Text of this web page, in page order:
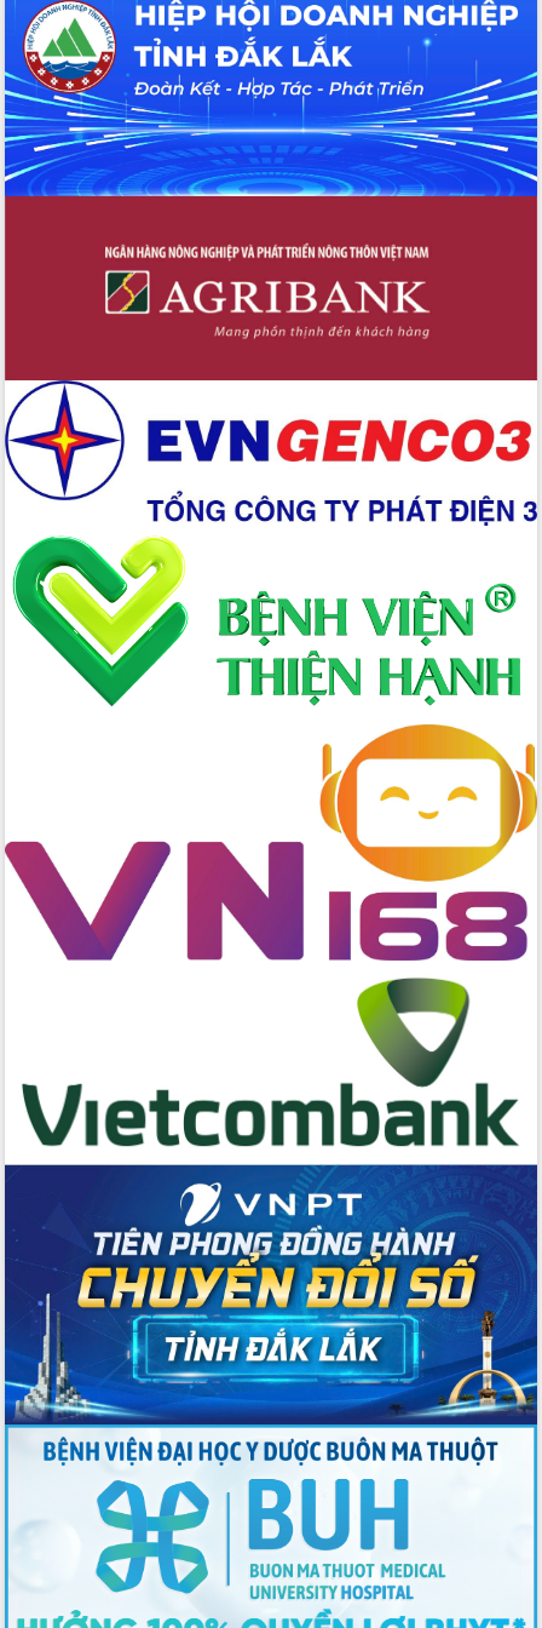
Đắk Lắk: Tôn vinh 46 giải pháp tại Hội
thi Sáng tạo Kỹ thuật 2024 - 2025
Đắk Lắk rà soát, điều chỉnh Đề án 190
về phát triển nuôi trồng thủy sản
Phó Chủ tịch UBND tỉnh Đắk Lắk
Trương Công Thái kiểm tra thực địa
Dự án cao tốc Khánh Hòa - Buôn Ma
Thuột
sản sống” trong dòng chảy toàn cầu
Xây dựng nông thôn mới: Nâng cao đời
sống người dân từ những mô hình thiết
nhanh tiến độ các dự án trọng điểm
trong Khu kinh tế Nam Phú Yên
Hòn Yến phát triển du lịch gắn với bảo
tồn biển
Lấy ý kiến điều chỉnh Quy hoạch tỉnh
Đắk Lắk thời kỳ 2021-2030, tầm nhìn
đến năm 2050
Phát động chiến dịch 30 ngày đêm
giải phóng mặt bằng Tuyến đường bộ
ven biển
Đắk Lắk nỗ lực thúc đẩy tăng trưởng
kinh tế từ 10% trở lên trong Quý
Đắk Lắk về phát triển nhân lực y tế
cho trạm y tế cấp xã
Du lịch Đắk Lắk nâng tầm trải nghiệm
du khách thông qua Hệ thống cơ sở dữ
liệu và Bản đồ số
nhất, Quốc hội khóa XVI
Quyết liệt cải cách hành chính, khơi
thông nguồn lực phát triển
Nâng cao hiệu lực, hiệu quả HĐND
tỉnh thông qua hiện đại hóa hành chính
Xã Ea Phê gắn cải cách hành chính với
chuyển đổi số
Phó Chủ tịch Thường trực UBND tỉnh
Hồ Thị Nguyên Thảo làm việc tại Trung
tâm Phục vụ hành chính công xã Ea
Phê
Xây dựng nền hành chính số đồng
hành cùng nông dân dân, doanh nghiệp
Giai đoạn 2026-2030, Đắk Lắk phấn
đấu có 77% xã đạt chuẩn nông thôn
Chuyển đổi số 'mở đường' cho nông
nghiệp Đắk Lắk tăng trưởng bứt phá
Triển khai đồng bộ đo đạc, lập hồ sơ
địa chính, hoàn thiện cơ sở dữ liệu đất